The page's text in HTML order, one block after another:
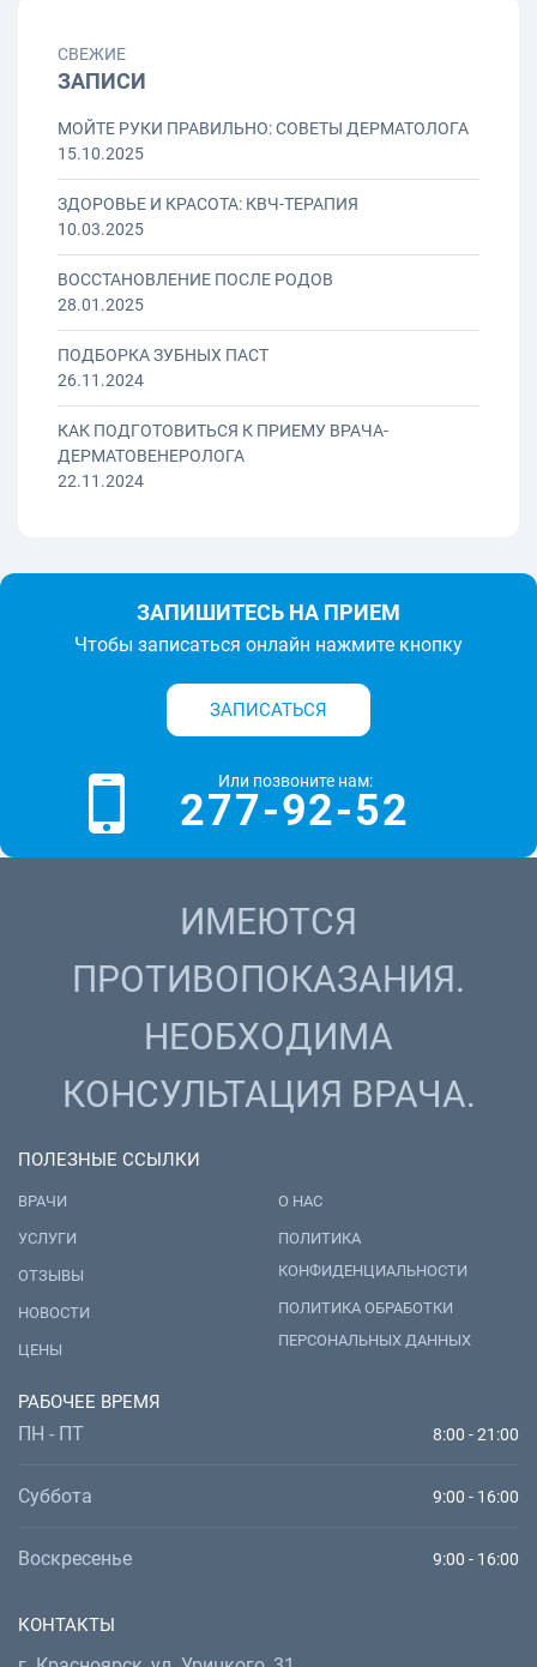
СВЕЖИЕ
ЗАПИСИ
МОЙТЕ РУКИ ПРАВИЛЬНО: СОВЕТЫ ДЕРМАТОЛОГА
15.10.2025
ЗДОРОВЬЕ И КРАСОТА: КВЧ-ТЕРАПИЯ
10.03.2025
ВОССТАНОВЛЕНИЕ ПОСЛЕ РОДОВ
28.01.2025
ПОДБОРКА ЗУБНЫХ ПАСТ
26.11.2024
КАК ПОДГОТОВИТЬСЯ К ПРИЕМУ ВРАЧА-
ДЕРМАТОВЕНЕРОЛОГА
22.11.2024
ЗАПИШИТЕСЬ НА ПРИЕМ
Чтобы записаться онлайн нажмите кнопку
ЗАПИСАТЬСЯ
Или позвоните нам:
277-92-52
ИМЕЮТСЯ
ПРОТИВОПОКАЗАНИЯ.
НЕОБХОДИМА
КОНСУЛЬТАЦИЯ ВРАЧА.
ПОЛЕЗНЫЕ ССЫЛКИ
ВРАЧИ
УСЛУГИ
ОТЗЫВЫ
НОВОСТИ
ЦЕНЫ
О НАС
ПОЛИТИКА
КОНФИДЕНЦИАЛЬНОСТИ
ПОЛИТИКА ОБРАБОТКИ
ПЕРСОНАЛЬНЫХ ДАННЫХ
РАБОЧЕЕ ВРЕМЯ
ПН - ПТ 8:00 - 21:00
Суббота 9:00 - 16:00
Воскресенье 9:00 - 16:00
КОНТАКТЫ